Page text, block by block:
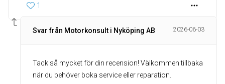
1
Svar från Motorkonsult i Nyköping AB 2026-06-03
Tack så mycket för din recension! Välkommen tillbaka
när du behöver boka service eller reparation.